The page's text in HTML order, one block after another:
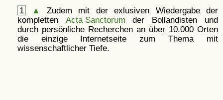
1 ▲
Zudem mit der exlusiven Wiedergabe der
kompletten Acta Sanctorum der Bollandisten und
durch persönliche Recherchen an über 10.000 Orten
die einzige Internetseite zum Thema mit
wissenschaftlicher Tiefe.